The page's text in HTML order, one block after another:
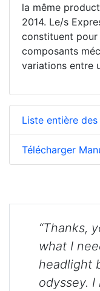
la même
2014. Le/s
constituent
composants
variations entre
Liste entière
Télécharger
“Thanks,
what I
headlight
odyssey.